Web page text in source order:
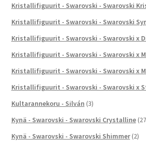
Kristallifiguurit - Swarovski - Swarovski
Kristallifiguurit - Swarovski - Swarovski
Kristallifiguurit - Swarovski - Swarovski x
Kristallifiguurit - Swarovski - Swarovski x
Kristallifiguurit - Swarovski - Swarovski x
Kristallifiguurit - Swarovski - Swarovski x
Kultarannekoru - Silván (3)
Kynä - Swarovski - Swarovski Crystalline
Kynä - Swarovski - Swarovski Shimmer (2)